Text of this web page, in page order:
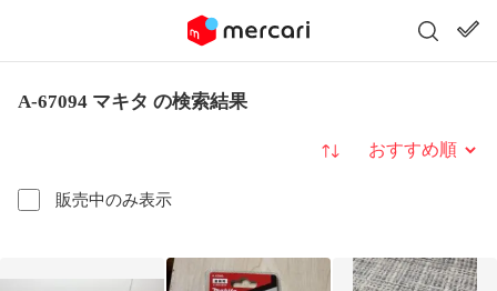
A-67094 マキタ の検索結果
販売中のみ表示
並び替え